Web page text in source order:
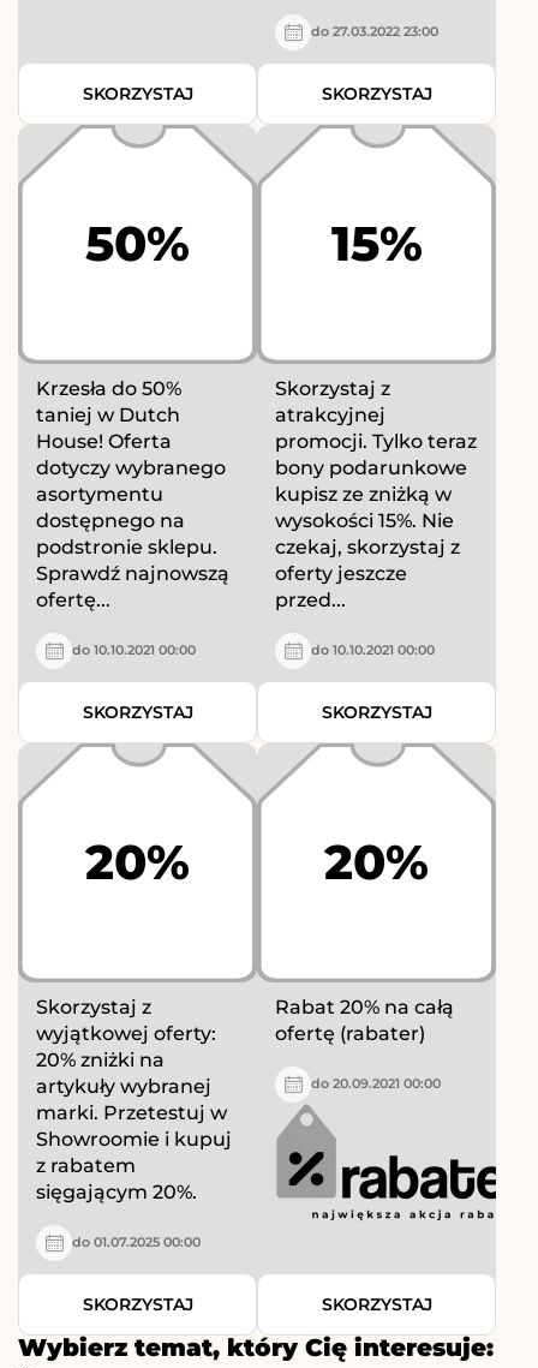
Wybierz temat, który Cię interesuje:
SKORZYSTAJ
do 27.03.2022 23:00
SKORZYSTAJ
50%
Krzesła do 50%
taniej w Dutch
House! Oferta
dotyczy wybranego
asortymentu
dostępnego na
podstronie sklepu.
Sprawdź najnowszą
ofertę...
do 10.10.2021 00:00
SKORZYSTAJ
15%
Skorzystaj z
atrakcyjnej
promocji. Tylko teraz
bony podarunkowe
kupisz ze zniżką w
wysokości 15%. Nie
czekaj, skorzystaj z
oferty jeszcze
przed...
do 10.10.2021 00:00
SKORZYSTAJ
20%
Skorzystaj z
wyjątkowej oferty:
20% zniżki na
artykuły wybranej
marki. Przetestuj w
Showroomie i kupuj
z rabatem
sięgającym 20%.
do 01.07.2025 00:00
SKORZYSTAJ
20%
Rabat 20% na całą
ofertę (rabater)
do 20.09.2021 00:00
SKORZYSTAJ